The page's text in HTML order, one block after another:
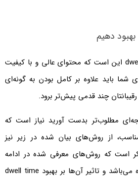
گام اول در بهبود dwell time این است که محتوای عالی و با کیفیت
شما باید علاوه بر کامل بودن به گونه‌ای
چند قدمی پیش‌تر برود.
مطلوب‌تر بدست آورید نیاز است که
از روش‌های بیان شده در زیر نیز
است که روش‌های معرفی شده در ادامه
مطلب، همگی تایید شده می‌باشد و تاثیر آن‌ها بر بهبود dwell time